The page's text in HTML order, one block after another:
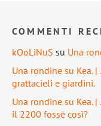
COMMENTI
kOoLiNuS su Una
Una rondine su Kea.
grattacieli e giardini.
Una rondine su Kea.
il 2200 fosse così?